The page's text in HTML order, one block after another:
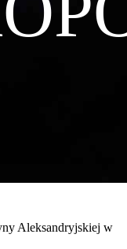
Aleksandryjskiej w